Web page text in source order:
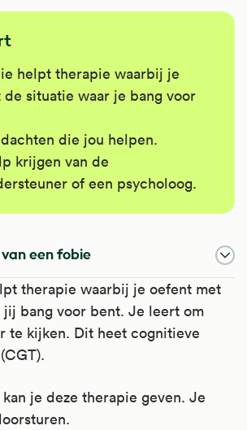
helpt therapie waarbij je
situatie waar je bang voor
die jou helpen.
krijgen van de
of een psycholoog.
een fobie
therapie waarbij je oefent met
bang voor bent. Je leert om
te kijken. Dit heet cognitieve
je deze therapie geven. Je